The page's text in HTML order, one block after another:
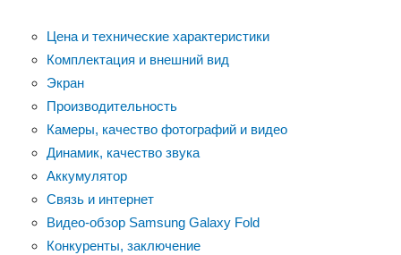
Цена и технические характеристики
Комплектация и внешний вид
Экран
Производительность
Камеры, качество фотографий и видео
Динамик, качество звука
Аккумулятор
Связь и интернет
Видео-обзор Samsung Galaxy Fold
Конкуренты, заключение